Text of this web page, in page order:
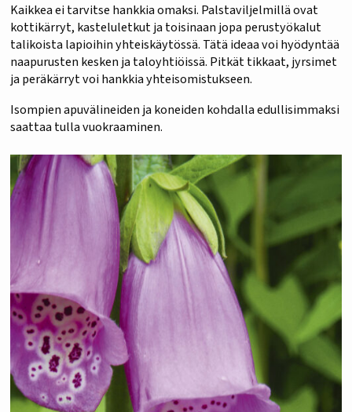
Kaikkea ei tarvitse hankkia omaksi. Palstaviljelmillä ovat
kottikärryt, kasteluletkut ja toisinaan jopa perustyökalut
talikoista lapioihin yhteiskäytössä. Tätä ideaa voi hyödyntää
naapurusten kesken ja taloyhtiöissä. Pitkät tikkaat, jyrsimet
ja peräkärryt voi hankkia yhteisomistukseen.
Isompien apuvälineiden ja koneiden kohdalla edullisimmaksi
saattaa tulla vuokraaminen.